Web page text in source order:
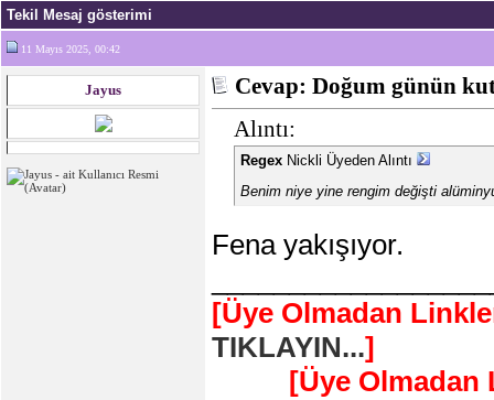
Tekil Mesaj gösterimi
11 Mayıs 2025, 00:42
Jayus
Cevap: Doğum günün
Alıntı:
Regex Nickli Üyeden Alıntı
Benim niye yine rengim değişti
Fena yakışıyor.
[Üye Olmadan
TIKLAYIN...]
[Üye